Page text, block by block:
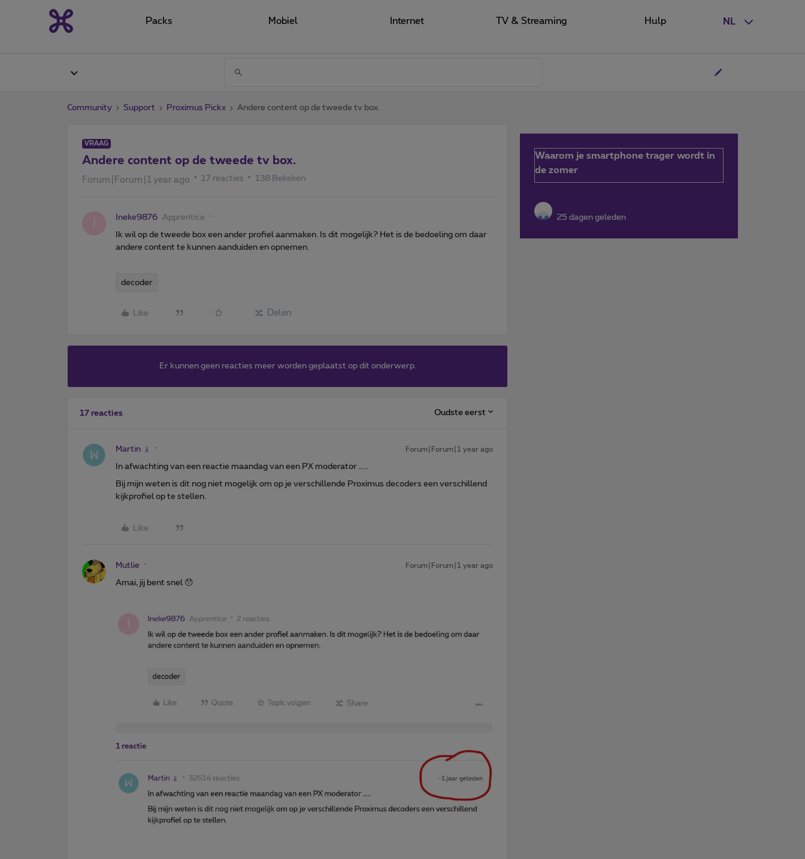
NL
Packs Mobiel Internet TV & Streaming Hulp
Community Support Proximus Pickx Andere content op de tweede tv box.
VRAAG
Andere content op de tweede tv box.
Forum|Forum|1 year ago 17 reacties 138 Bekeken
Ineke9876 Apprentice
Ik wil op de tweede box een ander profiel aanmaken. Is dit mogelijk? Het is de bedoeling om daar
andere content te kunnen aanduiden en opnemen.
decoder
Like Delen
Er kunnen geen reacties meer worden geplaatst op dit onderwerp.
17 reacties Oudste eerst
Martin Forum|Forum|1 year ago
In afwachting van een reactie maandag van een PX moderator …..
Bij mijn weten is dit nog niet mogelijk om op je verschillende Proximus decoders een verschillend
kijkprofiel op te stellen.
Like
Mutlie Forum|Forum|1 year ago
Amai, jij bent snel 😯
Waarom je smartphone trager wordt in
de zomer
25 dagen geleden